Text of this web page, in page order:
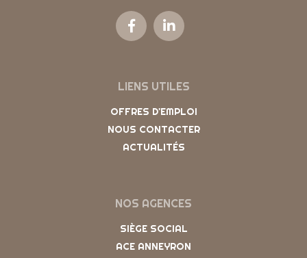
LIENS UTILES
OFFRES D'EMPLOI
NOUS CONTACTER
ACTUALITÉS
NOS AGENCES
SIÈGE SOCIAL
ACE ANNEYRON